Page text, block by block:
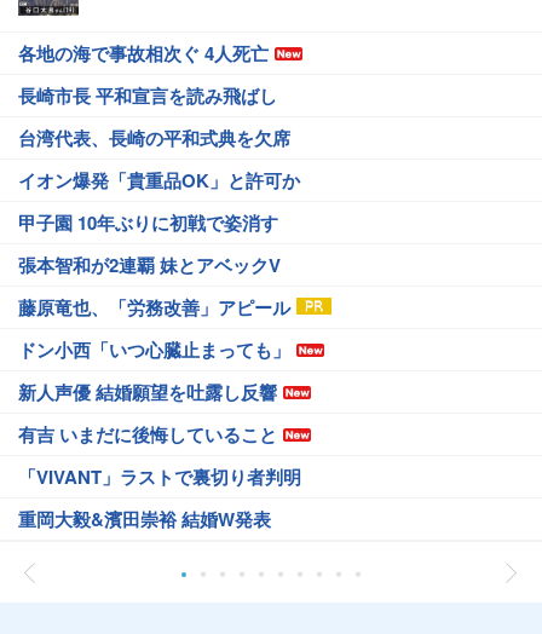
各地の海で事故相次ぐ 4人死亡
長崎市長 平和宣言を読み飛ばし
台湾代表、長崎の平和式典を欠席
イオン爆発「貴重品OK」と許可か
甲子園 10年ぶりに初戦で姿消す
張本智和が2連覇 妹とアベックV
藤原竜也、「労務改善」アピール
ドン小西「いつ心臓止まっても」
新人声優 結婚願望を吐露し反響
有吉 いまだに後悔していること
「VIVANT」ラストで裏切り者判明
重岡大毅&濱田崇裕 結婚W発表